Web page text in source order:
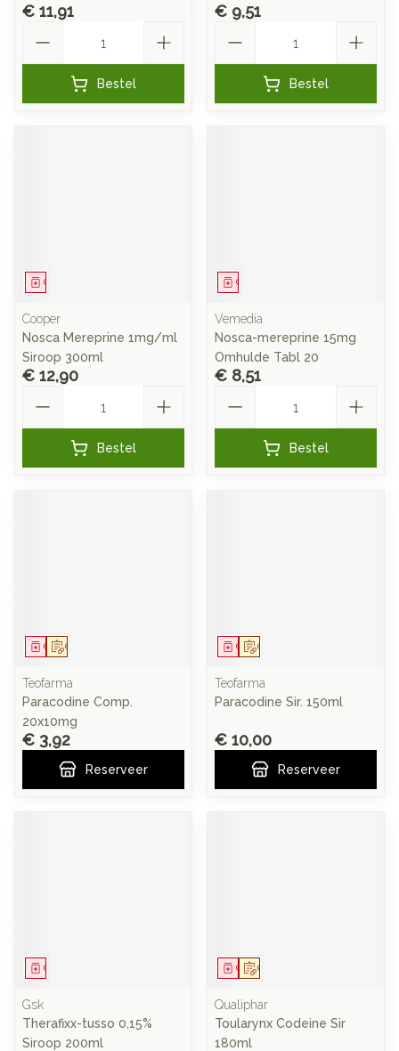
€ 11,91
Bestel
€ 9,51
Bestel
Geneesmiddel
Cooper
Nosca Mereprine 1mg/ml
Siroop 300ml
€ 12,90
Bestel
Geneesmiddel
Vemedia
Nosca-mereprine 15mg
Omhulde Tabl 20
€ 8,51
Bestel
Op voorschrift
Geneesmiddel
Teofarma
Paracodine Comp.
20x10mg
€ 3,92
Reserveer
Op voorschrift
Geneesmiddel
Teofarma
Paracodine Sir. 150ml
€ 10,00
Reserveer
Geneesmiddel
Gsk
Therafixx-tusso 0,15%
Siroop 200ml
Op voorschrift
Geneesmiddel
Qualiphar
Toularynx Codeine Sir
180ml